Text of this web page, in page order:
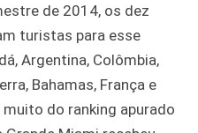
de 2014, os dez
turistas para esse
Argentina, Colômbia,
Bahamas, França e
do ranking apurado